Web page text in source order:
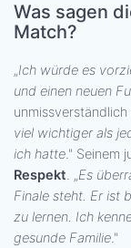
Was sagen
Match?
„Ich würde es
und einen neuen
unmissverständlich
viel wichtiger als
ich hatte." Seinem
Respekt. „Es
Finale steht. Er ist
zu lernen. Ich
gesunde Familie."